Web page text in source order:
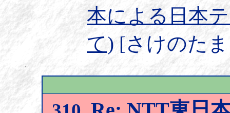
本による日本
て) [さけのた